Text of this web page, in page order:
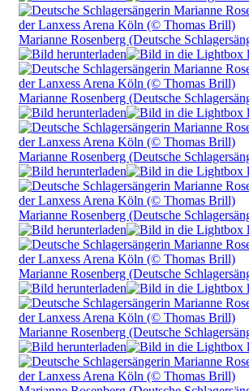
Marianne Rosenberg (Deutsche
Marianne Rosenberg (Deutsche
Marianne Rosenberg (Deutsche
Marianne Rosenberg (Deutsche
Marianne Rosenberg (Deutsche
Marianne Rosenberg (Deutsche